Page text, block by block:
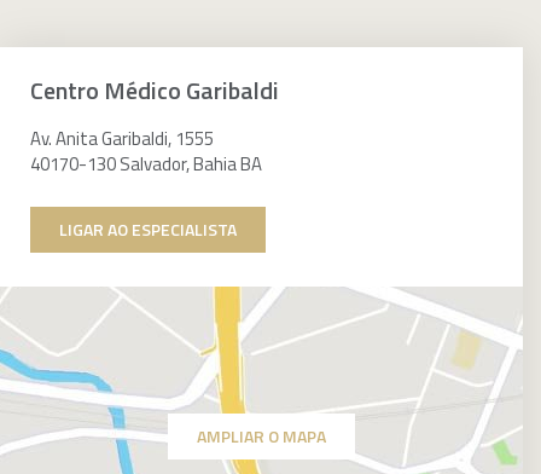
Centro Médico Garibaldi
Av. Anita Garibaldi, 1555
40170-130 Salvador, Bahia BA
LIGAR AO ESPECIALISTA
AMPLIAR O MAPA